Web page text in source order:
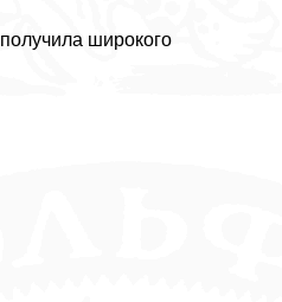
широкого